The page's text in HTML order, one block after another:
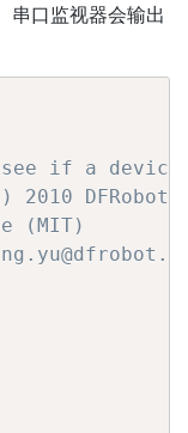
串口监视器会输出
if a
2010 DFRobot
(MIT)